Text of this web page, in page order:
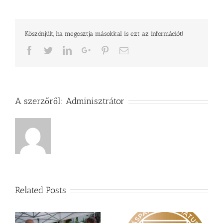
Köszönjük, ha megosztja másokkal is ezt az információt!
Facebook
TwitterLinkedInGoogle+PinterestEmail
A szerzőről: Adminisztrátor
Related Posts